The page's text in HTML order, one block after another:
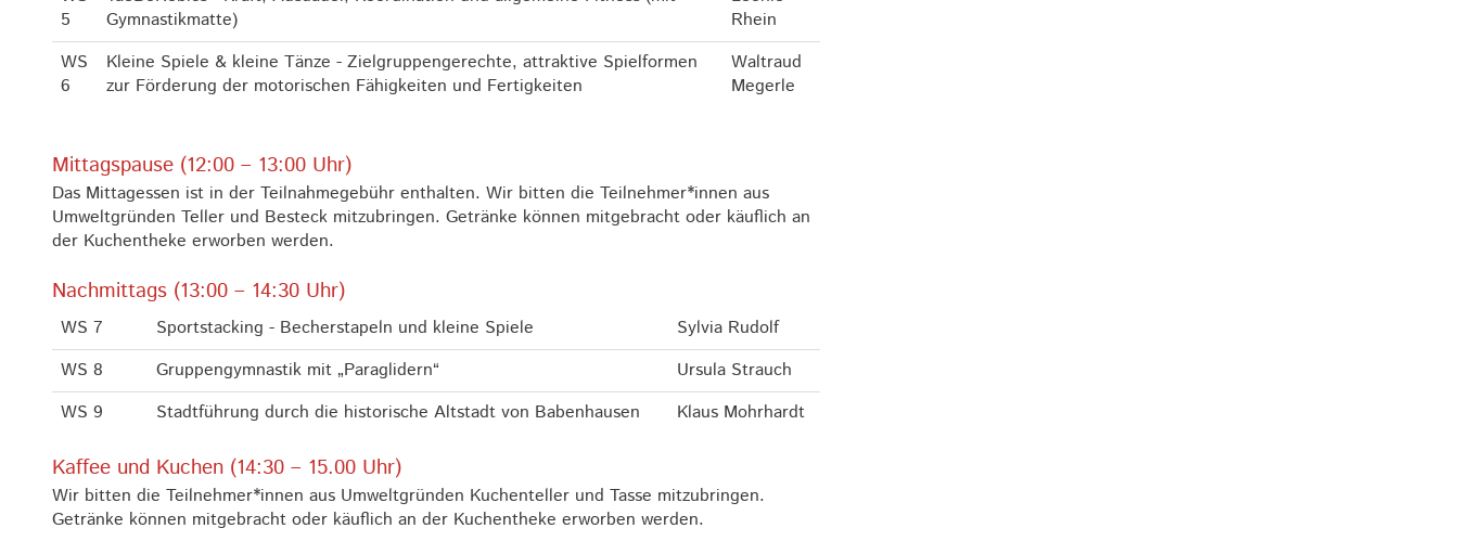
5
Gymnastikmatte)
Rhein
WS
6
Kleine Spiele & kleine Tänze - Zielgruppengerechte, attraktive Spielformen
zur Förderung der motorischen Fähigkeiten und Fertigkeiten
Waltraud
Megerle
Mittagspause (12:00 – 13:00 Uhr)
Das Mittagessen ist in der Teilnahmegebühr enthalten. Wir bitten die Teilnehmer*innen aus
Umweltgründen Teller und Besteck mitzubringen. Getränke können mitgebracht oder käuflich an
der Kuchentheke erworben werden.
Nachmittags (13:00 – 14:30 Uhr)
WS 7 Sportstacking - Becherstapeln und kleine Spiele
Sylvia Rudolf
WS 8
Gruppengymnastik mit „Paraglidern“
Ursula Strauch
WS 9
Stadtführung durch die historische Altstadt von Babenhausen Klaus Mohrhardt
Kaffee und Kuchen (14:30 – 15.00 Uhr)
Wir bitten die Teilnehmer*innen aus Umweltgründen Kuchenteller und Tasse mitzubringen.
Getränke können mitgebracht oder käuflich an der Kuchentheke erworben werden.